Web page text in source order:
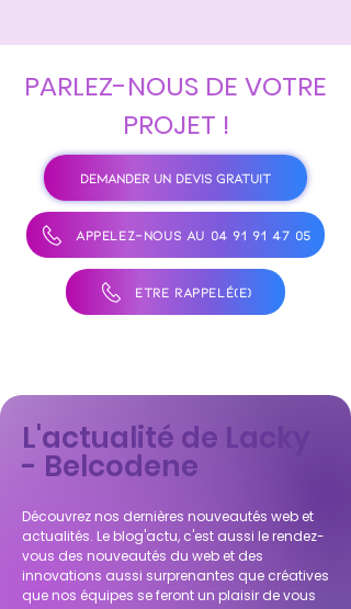
PARLEZ-NOUS DE VOTRE
PROJET !
DEMANDER UN DEVIS GRATUIT
APPELEZ-NOUS AU 04 91 91 47 05
ÊTRE RAPPELÉ(E)
L'actualité de Lacky
- Belcodene
Découvrez nos dernières nouveautés web et
actualités. Le blog'actu, c'est aussi le rendez-
vous des nouveautés du web et des
innovations aussi surprenantes que créatives
que nos équipes se feront un plaisir de vous